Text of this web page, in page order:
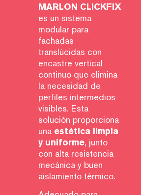
MARLON CLICKFIX
es un sistema
modular para
fachadas
translúcidas con
encastre vertical
continuo que elimina
la necesidad de
perfiles intermedios
visibles. Esta
solución proporciona
una estética limpia
y uniforme, junto
con alta resistencia
mecánica y buen
aislamiento térmico.